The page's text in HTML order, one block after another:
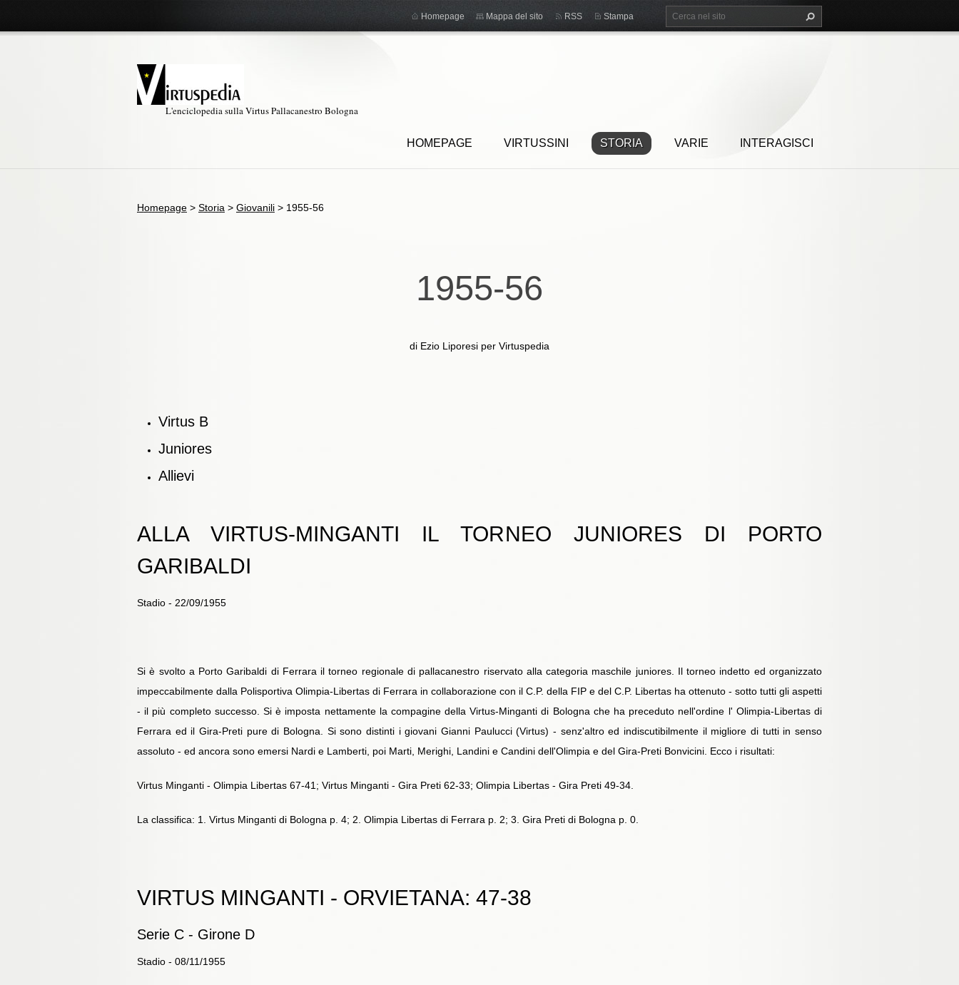
L'enciclopedia sulla Virtus Pallacanestro Bologna
HOMEPAGE VIRTUSSINI STORIA VARIE INTERAGISCI
Homepage Mappa del sito RSS Stampa
Homepage > Storia > Giovanili > 1955-56
1955-56
di Ezio Liporesi per Virtuspedia
Virtus B
Juniores
Allievi
ALLA VIRTUS-MINGANTI IL TORNEO JUNIORES DI PORTO
GARIBALDI
Stadio - 22/09/1955
Si è svolto a Porto Garibaldi di Ferrara il torneo regionale di pallacanestro riservato alla categoria maschile juniores. Il torneo indetto ed organizzato
impeccabilmente dalla Polisportiva Olimpia-Libertas di Ferrara in collaborazione con il C.P. della FIP e del C.P. Libertas ha ottenuto - sotto tutti gli aspetti
- il più completo successo. Si è imposta nettamente la compagine della Virtus-Minganti di Bologna che ha preceduto nell'ordine l' Olimpia-Libertas di
Ferrara ed il Gira-Preti pure di Bologna. Si sono distinti i giovani Gianni Paulucci (Virtus) - senz'altro ed indiscutibilmente il migliore di tutti in senso
assoluto - ed ancora sono emersi Nardi e Lamberti, poi Marti, Merighi, Landini e Candini dell'Olimpia e del Gira-Preti Bonvicini. Ecco i risultati:
Virtus Minganti - Olimpia Libertas 67-41; Virtus Minganti - Gira Preti 62-33; Olimpia Libertas - Gira Preti 49-34.
La classifica: 1. Virtus Minganti di Bologna p. 4; 2. Olimpia Libertas di Ferrara p. 2; 3. Gira Preti di Bologna p. 0.
VIRTUS MINGANTI - ORVIETANA: 47-38
Serie C - Girone D
Stadio - 08/11/1955